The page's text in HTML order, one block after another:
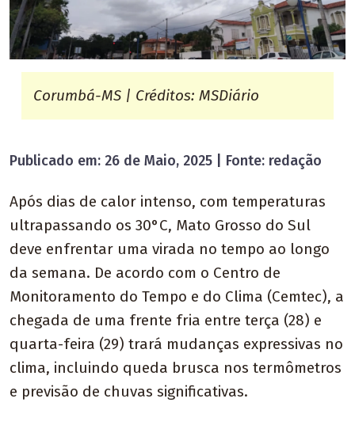
Corumbá-MS | Créditos: MSDiário
Publicado em: 26 de Maio, 2025 | Fonte: redação
Após dias de calor intenso, com temperaturas
ultrapassando os 30°C, Mato Grosso do Sul
deve enfrentar uma virada no tempo ao longo
da semana. De acordo com o Centro de
Monitoramento do Tempo e do Clima (Cemtec), a
chegada de uma frente fria entre terça (28) e
quarta-feira (29) trará mudanças expressivas no
clima, incluindo queda brusca nos termômetros
e previsão de chuvas significativas.